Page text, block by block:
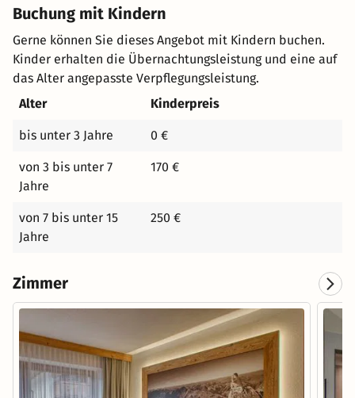
Buchung mit Kindern
Gerne können Sie dieses Angebot mit Kindern buchen.
Kinder erhalten die Übernachtungsleistung und eine auf
das Alter angepasste Verpflegungsleistung.
Alter
Kinderpreis
bis unter 3 Jahre 0 €
von 3 bis unter 7
Jahre
170 €
von 7 bis unter 15
Jahre
250 €
Zimmer